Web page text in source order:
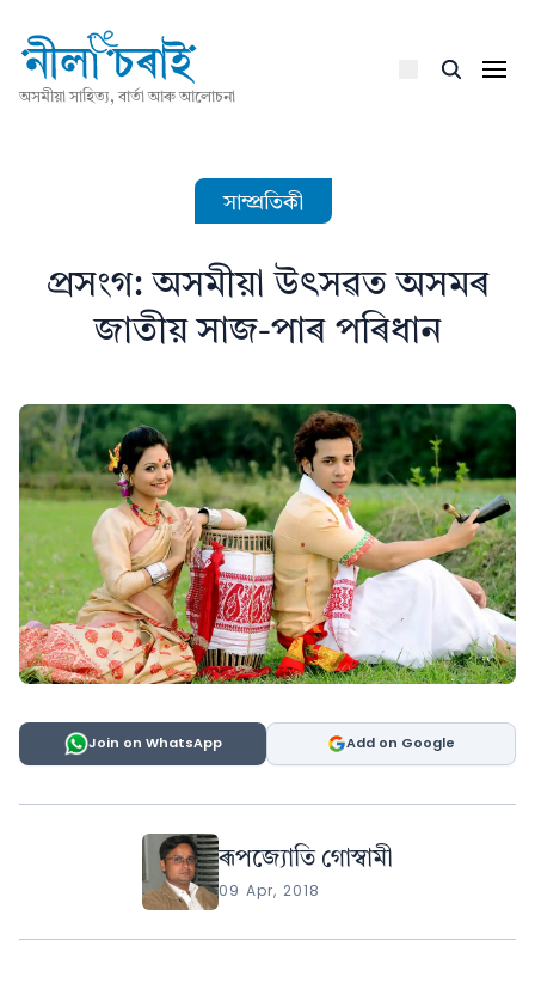
অসমীয়া সাহিত্য, বাৰ্তা আৰু আলোচনা
সাম্প্ৰতিকী
প্ৰসংগ: অসমীয়া উৎসৱত অসমৰ
জাতীয় সাজ-পাৰ পৰিধান
Join on WhatsApp Add on Google
ৰূপজ্যোতি গোস্বামী
09 Apr, 2018